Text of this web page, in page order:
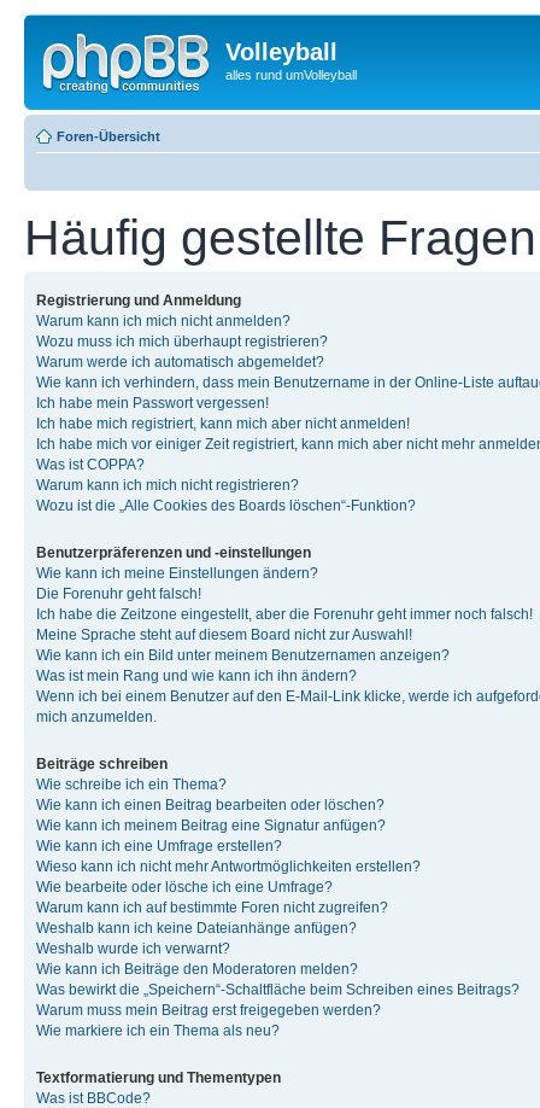
Volleyball
alles rund umVolleyball
Foren-Übersicht
Häufig gestellte Fragen
Registrierung und Anmeldung
Warum kann ich mich nicht anmelden?
Wozu muss ich mich überhaupt registrieren?
Warum werde ich automatisch abgemeldet?
Wie kann ich verhindern, dass mein Benutzername in der Online-Liste
Ich habe mein Passwort vergessen!
Ich habe mich registriert, kann mich aber nicht anmelden!
Ich habe mich vor einiger Zeit registriert, kann mich aber nicht mehr
Was ist COPPA?
Warum kann ich mich nicht registrieren?
Wozu ist die „Alle Cookies des Boards löschen“-Funktion?
Benutzerpräferenzen und -einstellungen
Wie kann ich meine Einstellungen ändern?
Die Forenuhr geht falsch!
Ich habe die Zeitzone eingestellt, aber die Forenuhr geht immer noch falsch!
Meine Sprache steht auf diesem Board nicht zur Auswahl!
Wie kann ich ein Bild unter meinem Benutzernamen anzeigen?
Was ist mein Rang und wie kann ich ihn ändern?
Wenn ich bei einem Benutzer auf den E-Mail-Link klicke, werde ich
mich anzumelden.
Beiträge schreiben
Wie schreibe ich ein Thema?
Wie kann ich einen Beitrag bearbeiten oder löschen?
Wie kann ich meinem Beitrag eine Signatur anfügen?
Wie kann ich eine Umfrage erstellen?
Wieso kann ich nicht mehr Antwortmöglichkeiten erstellen?
Wie bearbeite oder lösche ich eine Umfrage?
Warum kann ich auf bestimmte Foren nicht zugreifen?
Weshalb kann ich keine Dateianhänge anfügen?
Weshalb wurde ich verwarnt?
Wie kann ich Beiträge den Moderatoren melden?
Was bewirkt die „Speichern“-Schaltfläche beim Schreiben eines Beitrags?
Warum muss mein Beitrag erst freigegeben werden?
Wie markiere ich ein Thema als neu?
Textformatierung und Thementypen
Was ist BBCode?